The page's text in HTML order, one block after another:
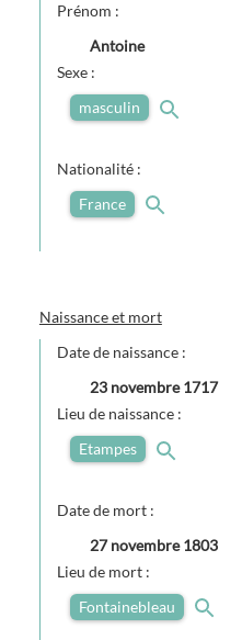
Prénom :
Antoine
Sexe :
masculin
Nationalité :
France
Naissance et mort
Date de naissance :
23 novembre 1717
Lieu de naissance :
Etampes
Date de mort :
27 novembre 1803
Lieu de mort :
Fontainebleau